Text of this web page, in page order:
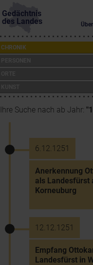
Gedächtnis
des Landes
CHRONIK
Ihre Suche nach ab Jahr:
6.12.1251
Anerkennung
als Landesfürst
Korneuburg
12.12.1251
Empfang
Landesfürst in